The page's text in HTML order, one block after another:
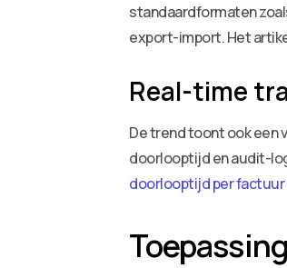
standaardformaten
export-import. Het
Real-time
De trend toont ook een
doorlooptijd en audit-
doorlooptijd per